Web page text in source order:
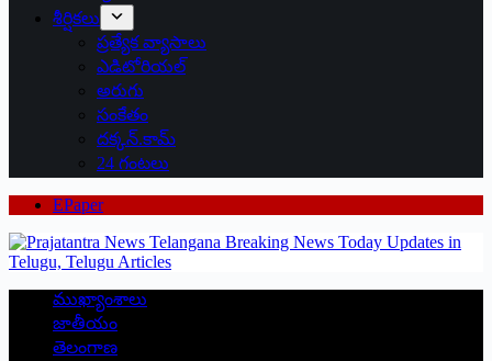
శీర్షికలు
ప్రత్యేక వ్యాసాలు
ఎడిటోరియల్
అరుగు
సంకేతం
దక్కన్.కామ్
24 గంటలు
EPaper
ముఖ్యాంశాలు
జాతీయం
తెలంగాణ